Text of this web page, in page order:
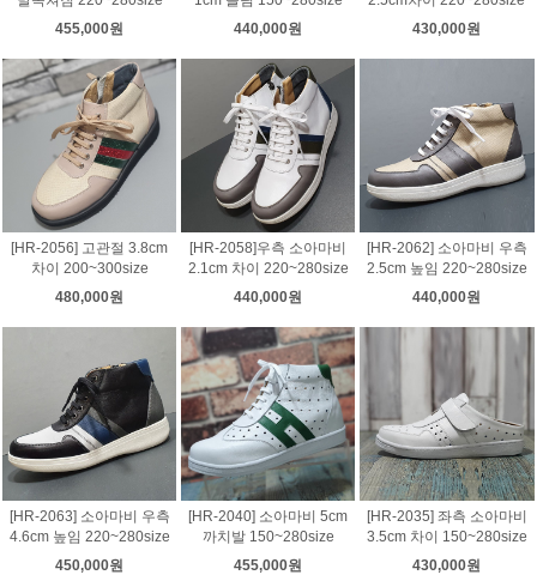
455,000원
440,000원
430,000원
[HR-2056] 고관절 3.8cm
차이 200~300size
480,000원
[HR-2058]우측 소아마비
2.1cm 차이 220~280size
440,000원
[HR-2062] 소아마비 우측
2.5cm 높임 220~280size
440,000원
[HR-2063] 소아마비 우측
4.6cm 높임 220~280size
450,000원
[HR-2040] 소아마비 5cm
까치발 150~280size
455,000원
[HR-2035] 좌측 소아마비
3.5cm 차이 150~280size
430,000원